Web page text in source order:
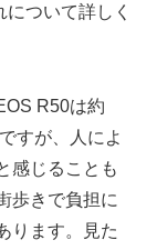
ついて詳しく
R50は約
すが、人によ
感じることも
歩きで負担に
ります。見た